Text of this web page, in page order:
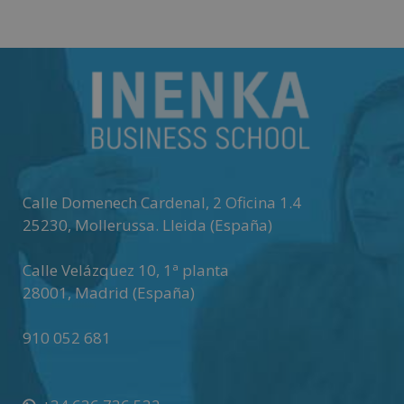
Calle Domenech Cardenal, 2 Oficina 1.4
25230, Mollerussa. Lleida (España)
Calle Velázquez 10, 1ª planta
28001,Madrid (España)
910 052 681